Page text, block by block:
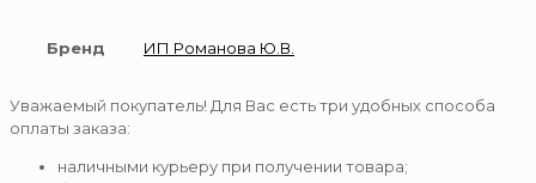
Бренд ИП Романова Ю.В.
Уважаемый покупатель! Для Вас есть три удобных способа
оплаты заказа:
наличными курьеру при получении товара;